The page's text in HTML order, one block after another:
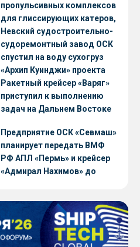
пропульсивных комплексов
для глиссирующих катеров,
скоростных судов и судов с
малой осадкой
Невский судостроительно-
судоремонтный завод ОСК
спустил на воду сухогруз
«Архип Куинджи» проекта
RSD59
Ракетный крейсер «Варяг»
приступил к выполнению
задач на Дальнем Востоке
Предприятие ОСК «Севмаш»
планирует передать ВМФ
РФ АПЛ «Пермь» и крейсер
«Адмирал Нахимов» до